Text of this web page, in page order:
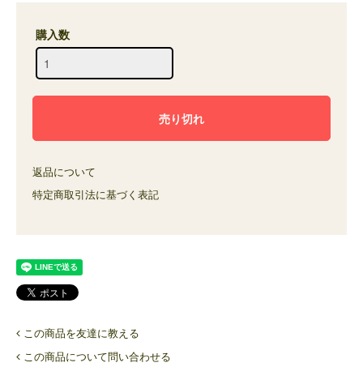
購入数
返品について
特定商取引法に基づく表記
この商品を友達に教える
この商品について問い合わせる